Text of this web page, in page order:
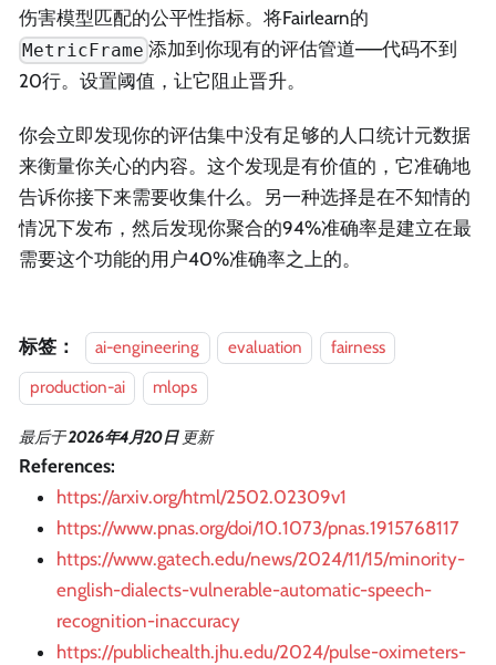
伤害模型匹配的公平性指标。将Fairlearn的
MetricFrame 添加到你现有的评估管道——代码不到
20行。设置阈值，让它阻止晋升。
你会立即发现你的评估集中没有足够的人口统计元数据
来衡量你关心的内容。这个发现是有价值的，它准确地
告诉你接下来需要收集什么。另一种选择是在不知情的
情况下发布，然后发现你聚合的94%准确率是建立在最
需要这个功能的用户40%准确率之上的。
标签： ai-engineering evaluation
fairness
production-ai
mlops
最后于2026年4月20日 更新
References:
https://arxiv.org/html/2502.02309v1
https://www.pnas.org/doi/10.1073/pnas.1915768117
https://www.gatech.edu/news/2024/11/15/minority-
english-dialects-vulnerable-automatic-speech-
recognition-inaccuracy
https://publichealth.jhu.edu/2024/pulse-oximeters-